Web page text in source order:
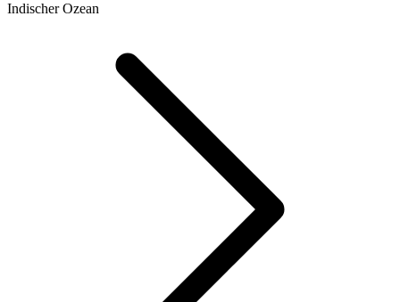
Indischer Ozean